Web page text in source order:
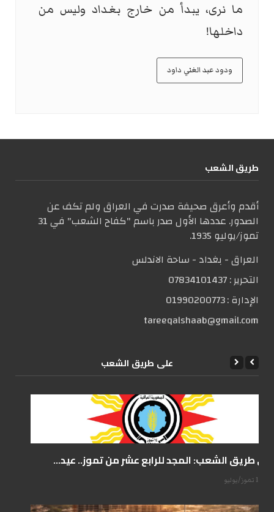
ما نرى، يبدأ من خارج بغداد وليس من
داخلها!
ودود عبد الغني داود
طریق الشعب
أقدم وأعرق صحيفة صدرت في العراق ولم تكف عن
الصدور. عددها الأول صدر باسم "كفاح الشعب" في 31
تموز/يوليو 1935.
العراق - بغداد - ساحة الاندلس
التحریر :07834101437
الإدارة :01990200773
tareeqalshaab@gmail.com
علی طریق الشعب
على طريق الشعب: المجد للرابع عشر من تموز.. عيد...
14 تموز/يوليو